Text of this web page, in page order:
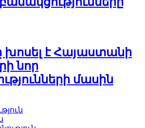
խոսել է Հայաստանի
նոր
մասին